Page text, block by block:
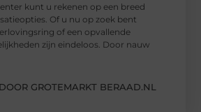
kunt u rekenen op een breed
Of u nu op zoek bent
of een opvallende
zijn eindeloos. Door nauw
GROTEMARKT BERAAD.NL